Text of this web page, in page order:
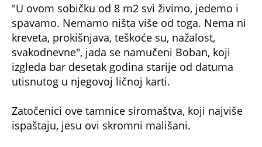
"U ovom sobičku od 8 m2 svi živimo, jedemo i
spavamo. Nemamo ništa više od toga. Nema ni
kreveta, prokišnjava, teškoće su, nažalost,
svakodnevne", jada se namučeni Boban, koji
izgleda bar desetak godina starije od datuma
utisnutog u njegovoj ličnoj karti.
Zatočenici ove tamnice siromaštva, koji najviše
ispaštaju, jesu ovi skromni mališani.